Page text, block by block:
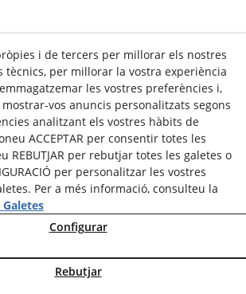
i de tercers per millorar els nostres
tècnics, per millorar la vostra experiència
les vostres preferències i,
vos anuncis personalitzats segons
analitzant els vostres hàbits de
ACCEPTAR per consentir totes les
REBUTJAR per rebutjar totes les galetes o
per personalitzar les vostres
Per a més informació, consulteu la
Configurar
Rebutjar